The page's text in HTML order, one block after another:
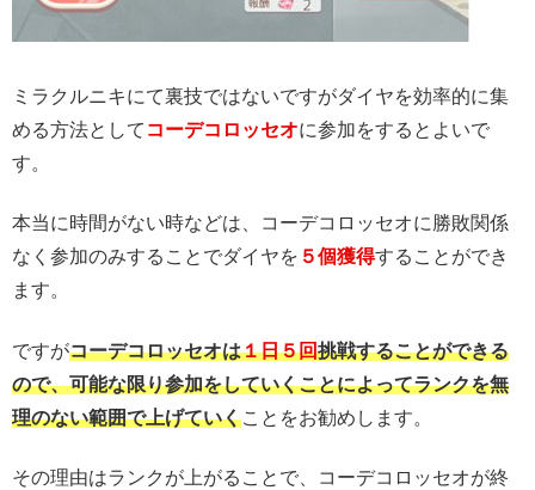
ミラクルニキにて裏技ではないですがダイヤを効率的に集
める方法として コーデコロッセオに参加をするとよいで
す。
本当に時間がない時などは、コーデコロッセオに勝敗関係
なく参加のみすることでダイヤを ５個獲得することができ
ます。
ですがコーデコロッセオは１日５回挑戦することができる
ので、可能な限り参加をしていくことによってランクを無
理のない範囲で上げていくことをお勧めします。
その理由はランクが上がることで、コーデコロッセオが終